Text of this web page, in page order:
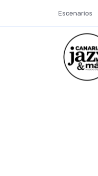
Escenarios